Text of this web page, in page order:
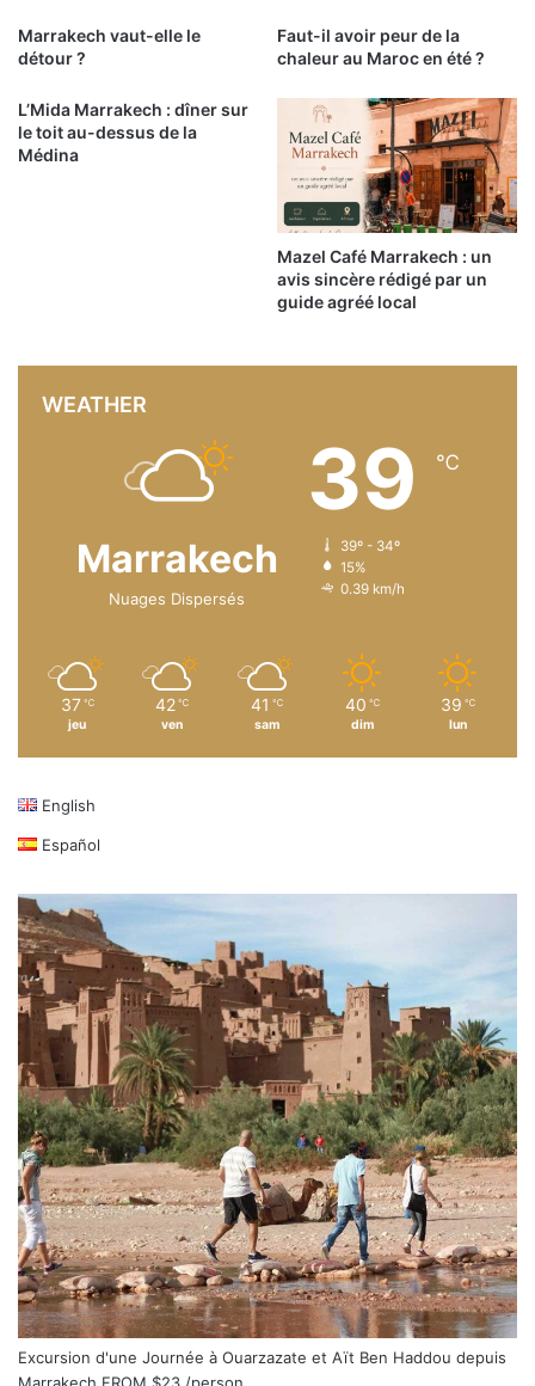
Marrakech vaut-elle le
détour ?
Faut-il avoir peur de la
chaleur au Maroc en été ?
L’Mida Marrakech : dîner sur
le toit au-dessus de la
Médina
Mazel Café Marrakech : un
avis sincère rédigé par un
guide agréé local
WEATHER
Marrakech
Nuages Dispersés
39 ℃
39º - 34º
15%
0.39 km/h
37 ℃
jeu
42 ℃
ven
41 ℃
sam
40 ℃
dim
39 ℃
lun
English
Español
Excursion d'une Journée à Ouarzazate et Aït Ben Haddou depuis